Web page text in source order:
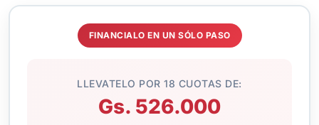
FINANCIALO EN UN SÓLO PASO
LLEVATELO POR 18 CUOTAS DE:
Gs. 526.000